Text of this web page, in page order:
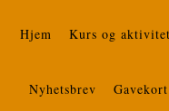
Hjem Kurs og
Nyhetsbrev Gavekort